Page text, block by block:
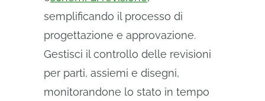
semplificando il processo di
progettazione e approvazione.
Gestisci il controllo delle revisioni
per parti, assiemi e disegni,
monitorandone lo stato in tempo